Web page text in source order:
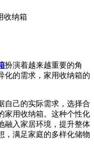
收纳箱
扮演着越来越重要的角
化的需求，家用收纳箱的
己的实际需求，选择合
家用收纳箱。这种个性化
融入家居环境，提升整体
，满足家庭的多样化储物